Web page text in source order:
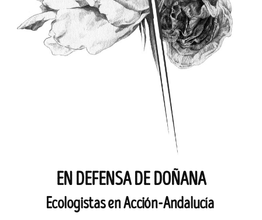
EN DEFENSA DE DOÑANA
Ecologistas en Acción-Andalucía